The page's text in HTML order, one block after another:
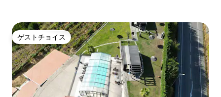
ゲストチョイス
ゲストチョイス